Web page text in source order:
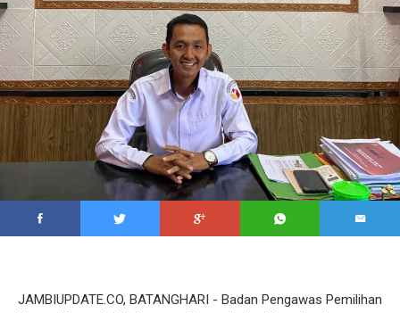
JAMBIUPDATE.CO, BATANGHARI - Badan Pengawas Pemilihan